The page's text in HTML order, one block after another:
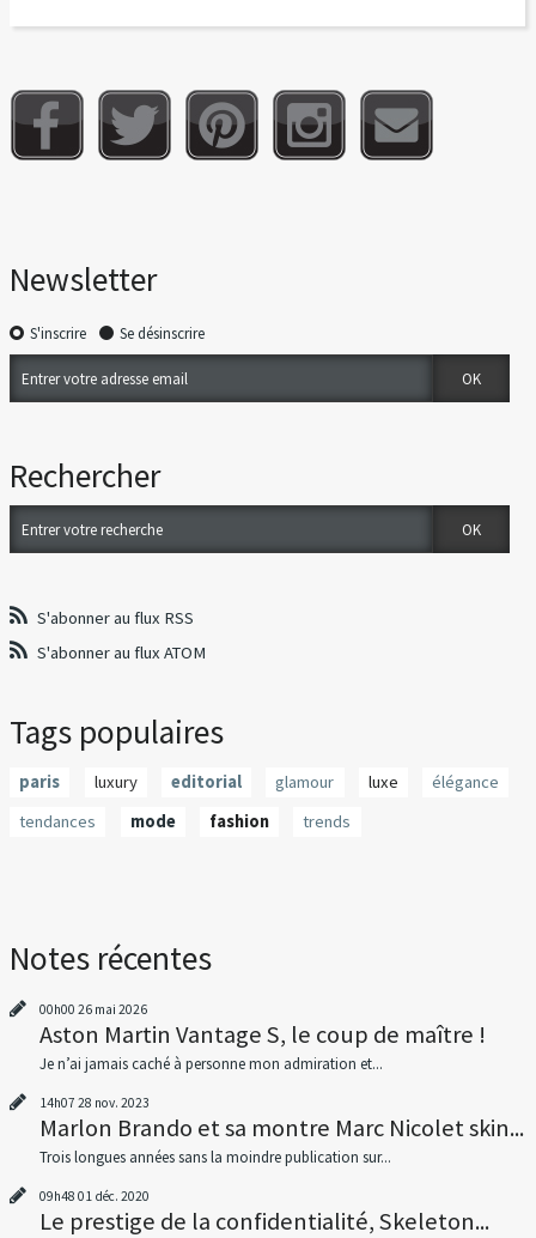
Newsletter
S'inscrire Se désinscrire
Rechercher
S'abonner au flux RSS
S'abonner au flux ATOM
Tags populaires
paris luxury editorial glamour luxe
élégance
tendances
mode fashion trends
Notes récentes
00h00 26 mai 2026
Aston Martin Vantage S, le coup de maître !
Je n’ai jamais caché à personne mon admiration et...
14h07 28 nov. 2023
Marlon Brando et sa montre Marc Nicolet skin...
Trois longues années sans la moindre publication sur...
09h48 01 déc. 2020
Le prestige de la confidentialité, Skeleton...